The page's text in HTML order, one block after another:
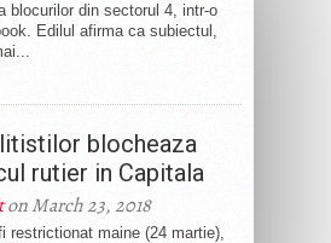
blocurilor din sectorul 4, intr-o
Edilul afirma ca subiectul,
blocheaza
rutier in Capitala
on March 23, 2018
restrictionat maine (24 martie),